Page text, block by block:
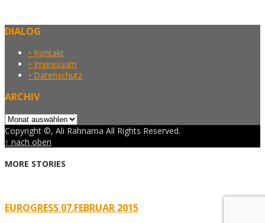
DIALOG
• Kontakt
• Impressum
• Datenschutz
ARCHIV
Archiv
Copyright ©, Ali Rahnama All Rights Reserved.
↑ nach oben
MORE STORIES
EUROGRESS 07.FEBRUAR 2015